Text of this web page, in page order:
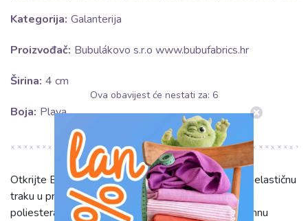
Kategorija: Galanterija
Proizvođač: Bubulákovo s.r.o www.bubufabrics.hr
Širina: 4 cm
Boja: Plava
Otkrijte Elastiku 4 cm karo jacquard aqua, vrhunsku elastičnu
traku u predivnoj plavoj boji. Izrađena od mješavine
poliestera i elastana, ova traka širine 4 cm nudi iznimnu
Ova obavijest će nestati za: 5